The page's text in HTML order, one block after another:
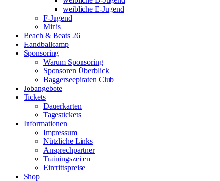
weibliche E-Jugend
F-Jugend
Minis
Beach & Beats 26
Handballcamp
Sponsoring
Warum Sponsoring
Sponsoren Überblick
Baggerseepiraten Club
Jobangebote
Tickets
Dauerkarten
Tagestickets
Informationen
Impressum
Nützliche Links
Ansprechpartner
Trainingszeiten
Eintrittspreise
Shop